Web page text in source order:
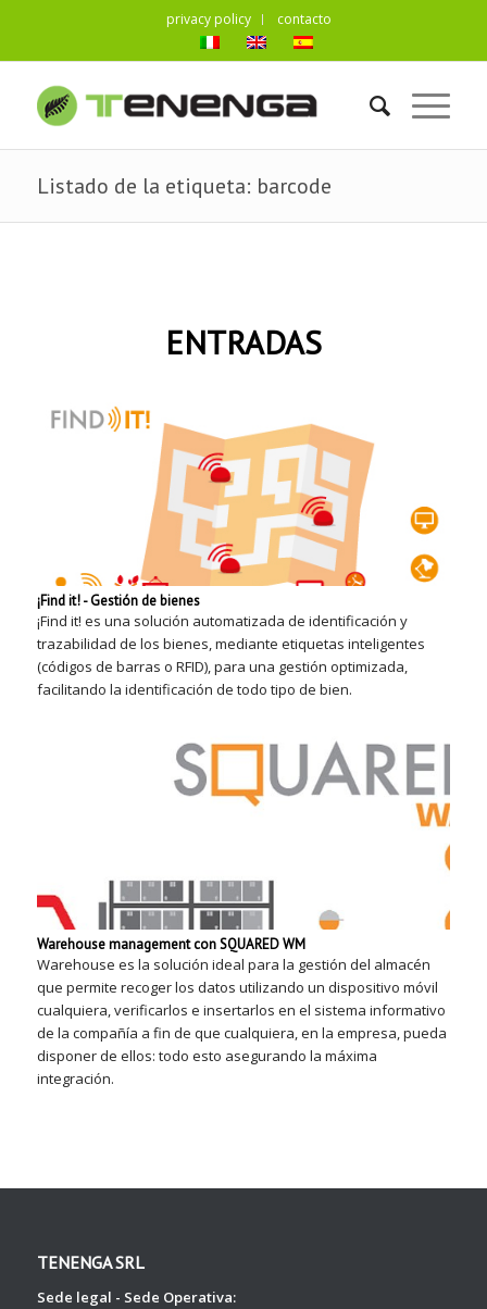
privacy policy contacto
Listado de la etiqueta: barcode
ENTRADAS
¡Find it! - Gestión de bienes
¡Find it! es una solución automatizada de identificación y
trazabilidad de los bienes, mediante etiquetas inteligentes
(códigos de barras o RFID), para una gestión optimizada,
facilitando la identificación de todo tipo de bien.
Warehouse management con SQUARED WM
Warehouse es la solución ideal para la gestión del almacén
que permite recoger los datos utilizando un dispositivo móvil
cualquiera, verificarlos e insertarlos en el sistema informativo
de la compañía a fin de que cualquiera, en la empresa, pueda
disponer de ellos: todo esto asegurando la máxima
integración.
TENENGA SRL
Sede legal - Sede Operativa: